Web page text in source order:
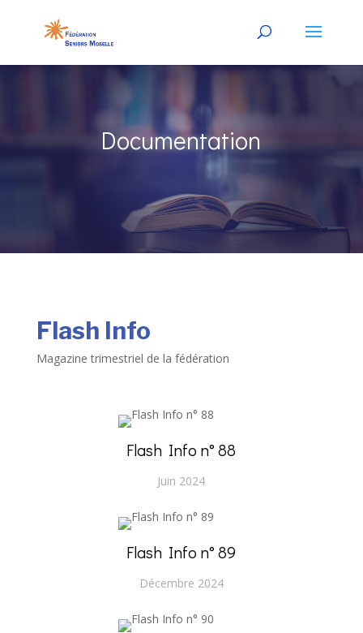
Documentation
Flash Info
Magazine trimestriel de la fédération
Flash Info n° 88
Juin 2024
Flash Info n° 89
Décembre 2024